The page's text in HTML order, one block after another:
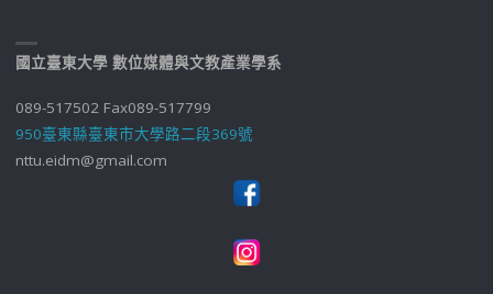
國立臺東大學 數位媒體與文教產業學系
089-517502 Fax089-517799
950臺東縣臺東市大學路二段369號
nttu.eidm@gmail.com